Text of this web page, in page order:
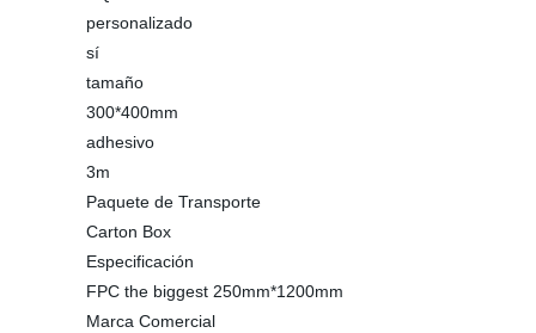
personalizado
sí
tamaño
300*400mm
adhesivo
3m
Paquete de Transporte
Carton Box
Especificación
FPC the biggest 250mm*1200mm
Marca Comercial